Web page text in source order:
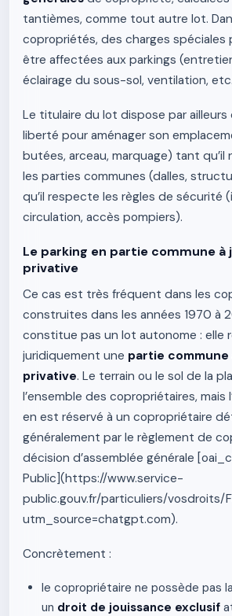
tantièmes, comme tout autre lot.
copropriétés, des charges spéciales
être affectées aux parkings
éclairage du sous-sol, ventilation,
Le titulaire du lot dispose par ailleurs
liberté pour aménager son
butées, arceau, marquage) tant qu’il
les parties communes (dalles,
qu’il respecte les règles de sécurité
circulation, accès pompiers).
Le parking en partie commune à
privative
Ce cas est très fréquent dans les
construites dans les années 1970 à
constitue pas un lot autonome : elle
juridiquement une partie commune
privative. Le terrain ou le sol de la
l’ensemble des copropriétaires, mais
en est réservé à un copropriétaire
généralement par le règlement de
décision d’assemblée générale
Public](https://www.service-
public.gouv.fr/particuliers/vosdroits/
utm_source=chatgpt.com).
Concrètement :
le copropriétaire ne possède pas
un droit de jouissance exclusif